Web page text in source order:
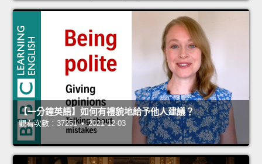
【一分鐘英語】如何有禮貌地給予他人建議？
觀看次數：37251 • 2021-12-03